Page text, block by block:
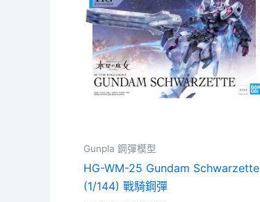
Gunpla 鋼彈模型
HG-WM-25 Gundam Schwarzette
(1/144) 戰騎鋼彈